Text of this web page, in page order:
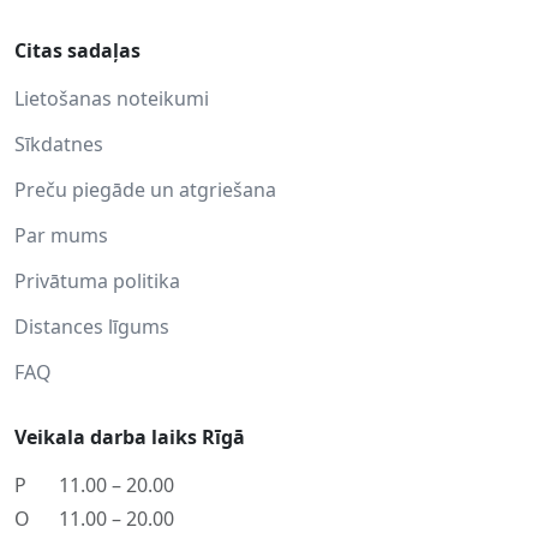
Citas sadaļas
Lietošanas noteikumi
Sīkdatnes
Preču piegāde un atgriešana
Par mums
Privātuma politika
Distances līgums
FAQ
Veikala darba laiks Rīgā
P
11.00 – 20.00
O
11.00 – 20.00